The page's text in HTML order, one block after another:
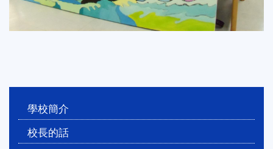
navigation
學校簡介
校長的話